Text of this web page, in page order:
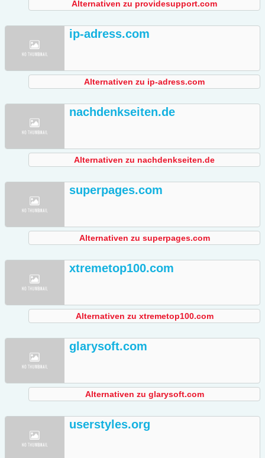
Alternativen zu providesupport.com
ip-adress.com
Alternativen zu ip-adress.com
nachdenkseiten.de
Alternativen zu nachdenkseiten.de
superpages.com
Alternativen zu superpages.com
xtremetop100.com
Alternativen zu xtremetop100.com
glarysoft.com
Alternativen zu glarysoft.com
userstyles.org